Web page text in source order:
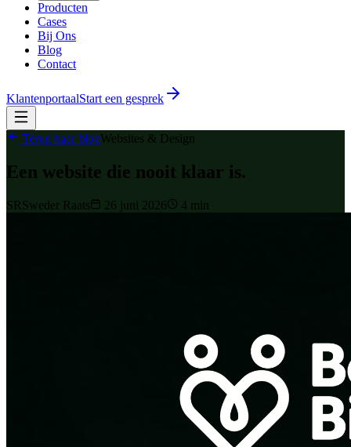
Producten
Cases
Bij Ons
Blog
Contact
KlantenportaalStart een gesprek
Terug naar blogWebsites & Design
Een website die nooit klaar is.
SRSweder Raats 26 juni 2026 4 min